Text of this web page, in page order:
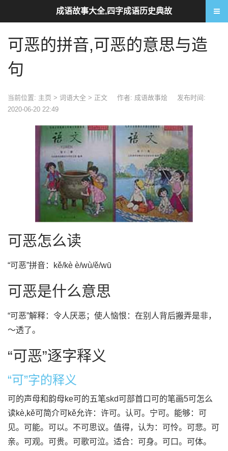
可恶的拼音,可恶的意思与造
句
当前位置: 主页 > 词语大全 > 正文 作者: 成语故事烩
发布时间:
2020-06-20 22:49
可恶怎么读
“可恶”拼音：kě/kè è/wù/ě/wū
可恶是什么意思
“可恶”解释：令人厌恶；使人恼恨：在别人背后搬弄是非，
～透了。
“可恶”逐字释义
“可”字的释义
可的声母和韵母ke可的五笔skd可部首口可的笔画5可怎么
读kè,kě可简介可kě允许：许可。认可。宁可。能够：可
见。可能。可以。不可思议。值得，认为：可怜。可悲。可
亲。可观。可贵。可歌可泣。适合：可身。可口。可体。
成语故事大全,四字成语历史典故